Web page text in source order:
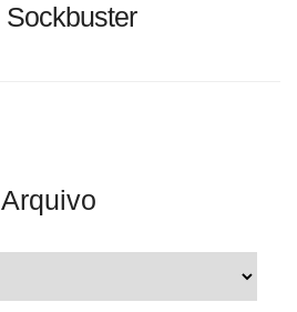
Sockbuster
Arquivo